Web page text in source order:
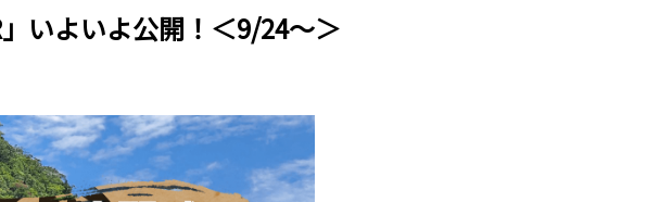
いよいよ公開！＜9/24～＞